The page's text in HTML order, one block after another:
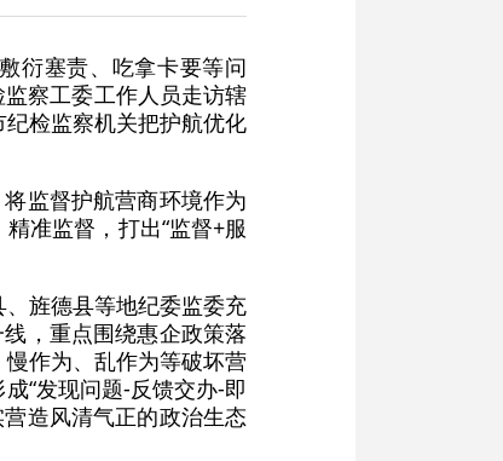
衍塞责、吃拿卡要等问
察工委工作人员走访辖
检监察机关把护航优化
监督护航营商环境作为
准监督，打出“监督+服
旌德县等地纪委监委充
，重点围绕惠企政策落
作为、乱作为等破坏营
“发现问题-反馈交办-即
造风清气正的政治生态